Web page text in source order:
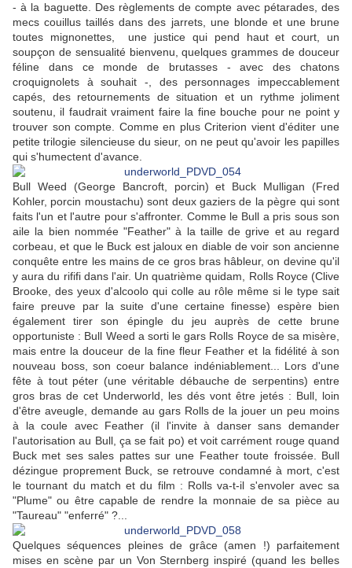
- à la baguette. Des règlements de compte avec pétarades, des
mecs couillus taillés dans des jarrets, une blonde et une brune
toutes mignonettes, une justice qui pend haut et court, un
soupçon de sensualité bienvenu, quelques grammes de douceur
féline dans ce monde de brutasses - avec des chatons
croquignolets à souhait -, des personnages impeccablement
capés, des retournements de situation et un rythme joliment
soutenu, il faudrait vraiment faire la fine bouche pour ne point y
trouver son compte. Comme en plus Criterion vient d'éditer une
petite trilogie silencieuse du sieur, on ne peut qu'avoir les papilles
qui s'humectent d'avance.
Bull Weed (George Bancroft, porcin) et Buck Mulligan (Fred
Kohler, porcin moustachu) sont deux gaziers de la pègre qui sont
faits l'un et l'autre pour s'affronter. Comme le Bull a pris sous son
aile la bien nommée "Feather" à la taille de grive et au regard
corbeau, et que le Buck est jaloux en diable de voir son ancienne
conquête entre les mains de ce gros bras hâbleur, on devine qu'il
y aura du rififi dans l'air. Un quatrième quidam, Rolls Royce (Clive
Brooke, des yeux d'alcoolo qui colle au rôle même si le type sait
faire preuve par la suite d'une certaine finesse) espère bien
également tirer son épingle du jeu auprès de cette brune
opportuniste : Bull Weed a sorti le gars Rolls Royce de sa misère,
mais entre la douceur de la fine fleur Feather et la fidélité à son
nouveau boss, son coeur balance indéniablement... Lors d'une
fête à tout péter (une véritable débauche de serpentins) entre
gros bras de cet Underworld, les dés vont être jetés : Bull, loin
d'être aveugle, demande au gars Rolls de la jouer un peu moins
à la coule avec Feather (il l'invite à danser sans demander
l'autorisation au Bull, ça se fait po) et voit carrément rouge quand
Buck met ses sales pattes sur une Feather toute froissée. Bull
dézingue proprement Buck, se retrouve condamné à mort, c'est
le tournant du match et du film : Rolls va-t-il s'envoler avec sa
"Plume" ou être capable de rendre la monnaie de sa pièce au
"Taureau" "enferré" ?...
Quelques séquences pleines de grâce (amen !) parfaitement
mises en scène par un Von Sternberg inspiré (quand les belles